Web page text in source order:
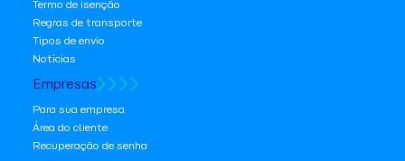
Termo de isenção
Regras de transporte
Tipos de envio
Notícias
Empresas
Para sua empresa
Área do cliente
Recuperação de senha